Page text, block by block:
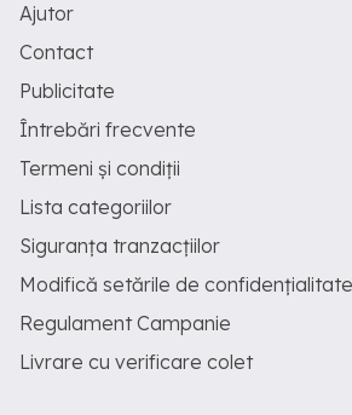
Ajutor
Contact
Publicitate
Întrebări frecvente
Termeni și condiții
Lista categoriilor
Siguranța tranzacțiilor
Modifică setările de confidențialitate
Regulament Campanie
Livrare cu verificare colet